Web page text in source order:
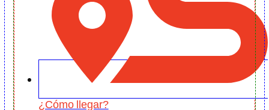
¿Cómo llegar?